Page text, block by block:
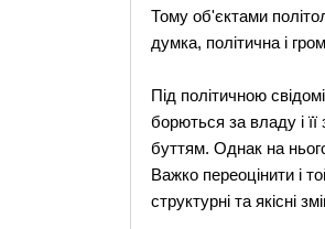
Тому об'єктами
думка, політична і
Під політичною
борються за владу і
буттям. Однак на
Важко переоцінити і
структурні та якісні